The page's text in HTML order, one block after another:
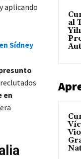
aplicando
Sídney
en
al